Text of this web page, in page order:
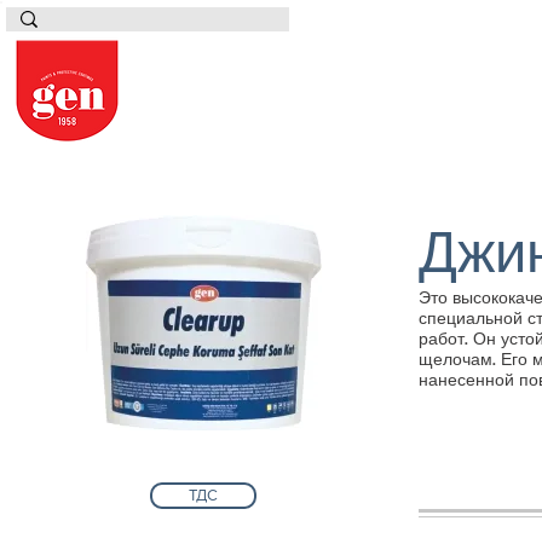
ТДС
Это
специальной
работ. Он
щелочам. Его
нанесенной